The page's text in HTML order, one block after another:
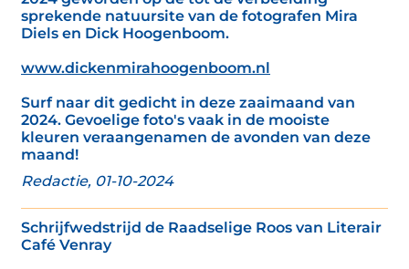
sprekende natuursite van de fotografen Mira
Diels en Dick Hoogenboom.
www.dickenmirahoogenboom.nl
Surf naar dit gedicht in deze zaaimaand van
2024. Gevoelige foto's vaak in de mooiste
kleuren veraangenamen de avonden van deze
maand!
Redactie, 01-10-2024
Schrijfwedstrijd de Raadselige Roos van Literair
Café Venray